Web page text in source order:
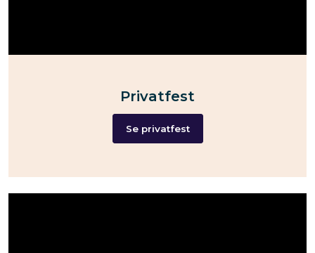
Privatfest
Se privatfest